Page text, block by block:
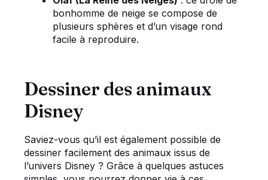
bonhomme de neige se compose de
plusieurs sphères et d’un visage rond
facile à reproduire.
Dessiner des animaux
Disney
Saviez-vous qu’il est également possible de
dessiner facilement des animaux issus de
l’univers Disney ? Grâce à quelques astuces